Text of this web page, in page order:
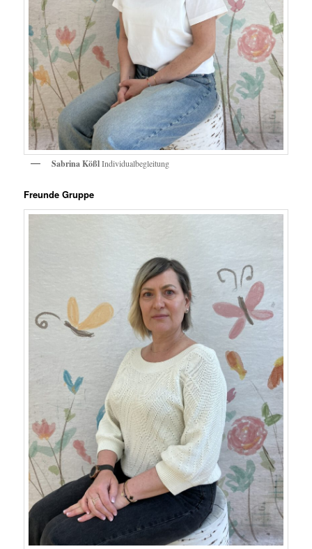
Sabrina KößlIndividualbegleitung
Freunde Gruppe